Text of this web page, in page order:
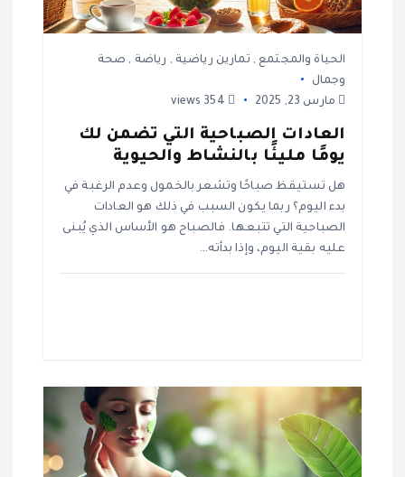
الحياة والمجتمع , تمارين رياضية , رياضة , صحة
وجمال
مارس 23, 2025
العادات الصباحية التي تضمن لك
يومًا مليئًا بالنشاط والحيوية
هل تستيقظ صباحًا وتشعر بالخمول وعدم الرغبة في
بدء اليوم؟ ربما يكون السبب في ذلك هو العادات
الصباحية التي تتبعها. فالصباح هو الأساس الذي يُبنى
عليه بقية اليوم، وإذا بدأته…